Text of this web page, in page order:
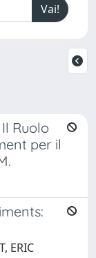
Ruolo
per il
ERIC